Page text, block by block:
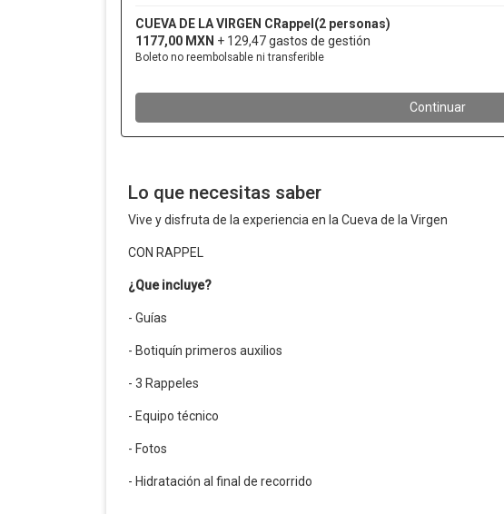
Lo que necesitas saber
Vive y disfruta de la experiencia en la Cueva de la Virgen
CON RAPPEL
¿Que incluye?
- Guías
- Botiquín primeros auxilios
- 3 Rappeles
- Equipo técnico
- Fotos
- Hidratación al final de recorrido